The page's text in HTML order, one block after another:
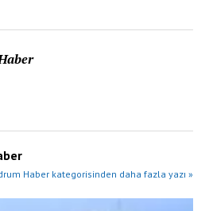
Haber kategorisinden daha fazla yazı »